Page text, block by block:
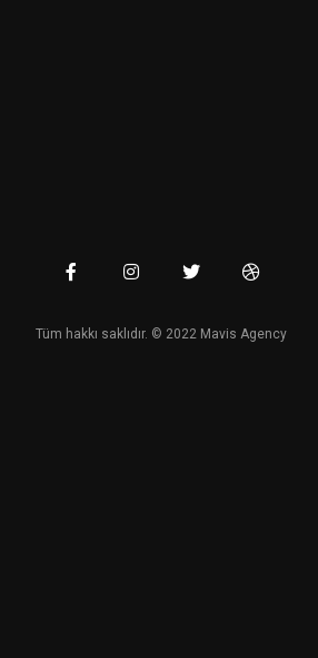
Tüm hakkı saklıdır. © 2022 Mavis Agency